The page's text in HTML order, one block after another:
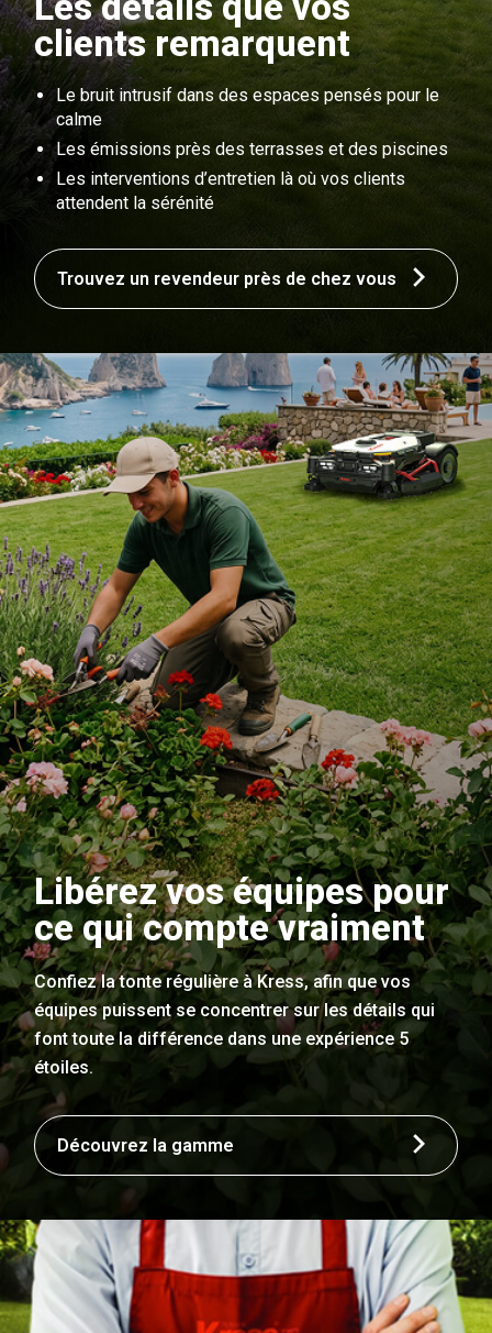
clients remarquent
Le bruit intrusif dans des espaces pensés pour le
calme
Les émissions près des terrasses et des piscines
Les interventions d’entretien là où vos clients
attendent la sérénité
Trouvez un revendeur près de chez vous
Libérez vos équipes pour
ce qui compte vraiment
Confiez la tonte régulière à Kress, afin que vos
équipes puissent se concentrer sur les détails qui
font toute la différence dans une expérience 5
étoiles.
Découvrez la gamme